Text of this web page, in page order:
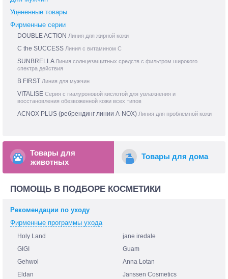
Уцененные товары
Фирменные серии
DOUBLE ACTION Линия для жирной кожи
C the SUCCESS Линия с витамином С
SUNBRELLA Линия солнцезащитных средств с фильтром широкого
спектра действия
B FIRST Линия для мужчин
VITALISE Серия с гиалуроновой кислотой для увлажнения и
восстановления обезвоженной кожи всех типов
ACNOX PLUS (ребрендинг линии A-NOX) Линия для проблемной кожи
Товары для
животных
Товары для дома
ПОМОЩЬ В ПОДБОРЕ КОСМЕТИКИ
Рекомендации по уходу
Фирменные программы ухода
Holy Land
jane iredale
GIGI
Guam
Gehwol
Anna Lotan
Eldan
Janssen Cosmetics